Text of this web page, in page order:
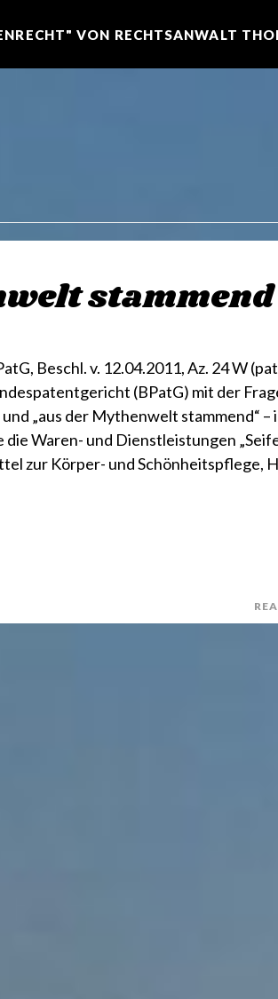
VON RECHTSANWALT
stammend
Beschl. v. 12.04.2011, Az. 24 W
(BPatG) mit der
„aus der Mythenwelt stammend“ –
Waren- und Dienstleistungen
zur Körper- und Schönheitspflege,